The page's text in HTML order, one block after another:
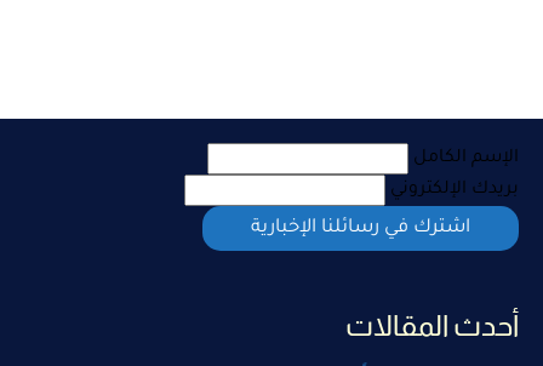
الإسم الكامل
بريدك الإلكتروني
أحدث المقالات